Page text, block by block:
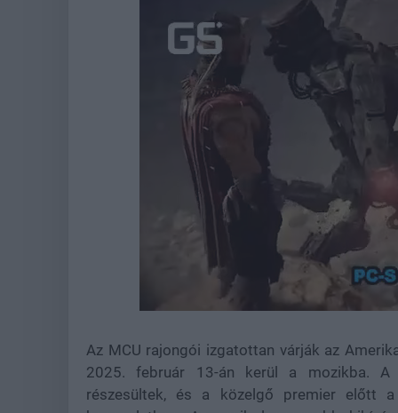
37.42%
Az MCU rajongói izgatottan várják az
2025. február 13-án kerül a mozikba. A
részesültek, és a közelgő premier előtt